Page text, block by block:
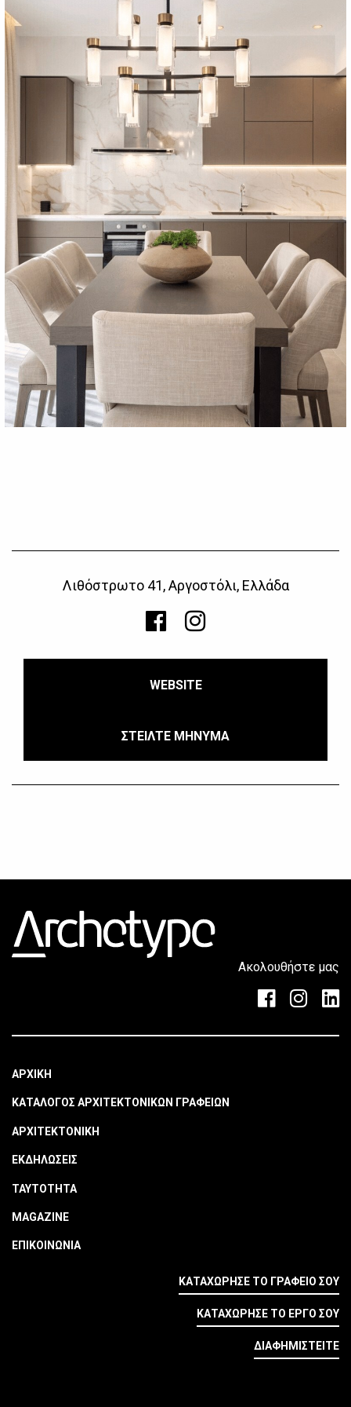
Λιθόστρωτο 41, Αργοστόλι, Ελλάδα
WEBSITE
ΣΤΕΙΛΤΕ ΜΗΝΥΜΑ
Ακολουθήστε μας
ΑΡΧΙΚΗ
ΚΑΤΑΛΟΓΟΣ ΑΡΧΙΤΕΚΤΟΝΙΚΩΝ ΓΡΑΦΕΙΩΝ
ΑΡΧΙΤΕΚΤΟΝΙΚΗ
ΕΚΔΗΛΩΣΕΙΣ
ΤΑΥΤΟΤΗΤΑ
MAGAZINE
ΕΠΙΚΟΙΝΩΝΙΑ
ΚΑΤΑΧΩΡΗΣΕ ΤΟ ΓΡΑΦΕΙΟ ΣΟΥ
ΚΑΤΑΧΩΡΗΣΕ ΤΟ ΕΡΓΟ ΣΟΥ
ΔΙΑΦΗΜΙΣΤΕΙΤΕ